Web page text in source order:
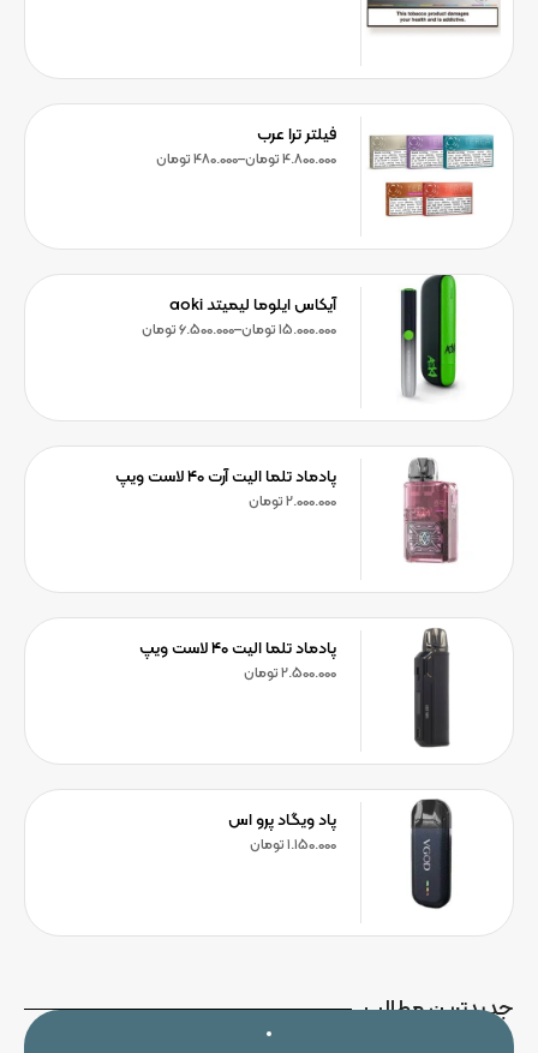
فیلتر ترا عرب
4.800.000تومان–
480.000تومان
آیکاس ایلوما لیمیتد aoki
15.000.000تومان–
6.500.000تومان
پادماد تلما الیت آرت ۴۰ لاست ویپ
2.000.000تومان
پادماد تلما الیت ۴۰ لاست ویپ
2.500.000تومان
پاد ویگاد پرو اس
1.150.000تومان
جدیدترین مطالب